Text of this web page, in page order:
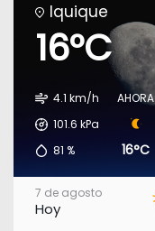
Iquique
16°C
4.1 km/h
101.6 kPa
81 %
AHORA
16°C
7 de agosto
Hoy